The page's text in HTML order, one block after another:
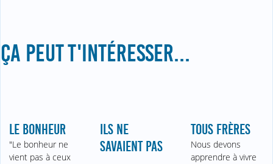
ÇA PEUT T'INTÉRESSER...
LE BONHEUR
"Le bonheur ne
vient pas à ceux
ILS NE
SAVAIENT PAS
TOUS FRÈRES
Nous devons
apprendre à vivre